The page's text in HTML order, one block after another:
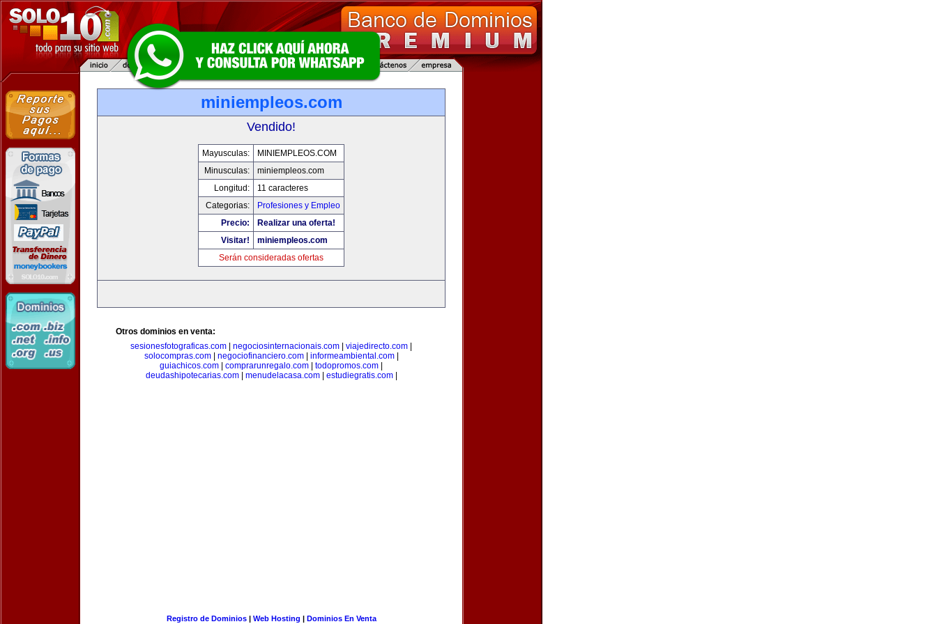
miniempleos.com
Vendido!
Mayusculas:
MINIEMPLEOS.COM
Minusculas:
miniempleos.com
Longitud:
11 caracteres
Categorias:
Profesiones y Empleo
Precio:
Realizar una oferta!
Visitar!
miniempleos.com
Serán consideradas ofertas
Otros dominios en venta:
sesionesfotograficas.com
negociosinternacionais.com viajedirecto.com
solocompras.com| negociofinanciero.com| informeambiental.com|
guiachicos.com
comprarunregalo.com todopromos.com
deudashipotecarias.com| menudelacasa.com| estudiegratis.com|
Registro de Dominios| Web Hosting | Dominios En Venta